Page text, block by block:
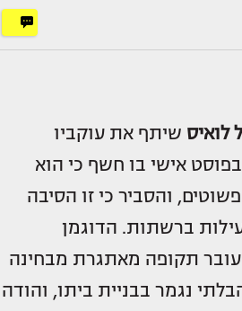
לואיס שיתף את עוקביו
אישי בו חשף כי הוא
והסביר כי זו הסיבה
ברשתות. הדוגמן
עובר תקופה מאתגרת מבחינה
נגמר בבניית ביתו, והודה